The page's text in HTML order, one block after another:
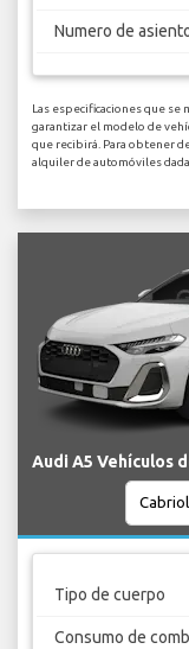
Numero de
Las especificaciones que
garantizar el modelo de
que recibirá. Para obtener
alquiler de automóviles
Audi A5 Vehículos
Tipo de cuerpo
Consumo de